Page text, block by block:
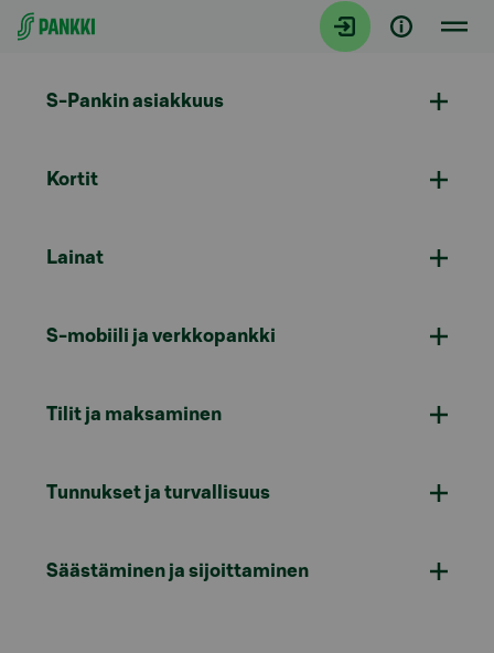
Siirry suoraan sisältöön
S-Pankin asiakkuus
Kortit
Lainat
S-mobiili ja verkkopankki
Tilit ja maksaminen
Tunnukset ja turvallisuus
Säästäminen ja sijoittaminen